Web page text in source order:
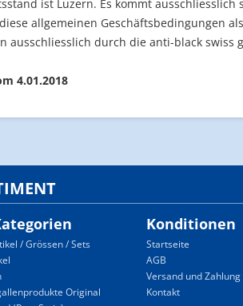
ist Luzern. Es kommt
allgemeinen Geschäftsbedingungen
ausschliesslich durch die anti-black swiss
4.01.2018
/ Grössen / Sets
Original
Konditionen
Startseite
AGB
Versand und Zahlung
Kontakt